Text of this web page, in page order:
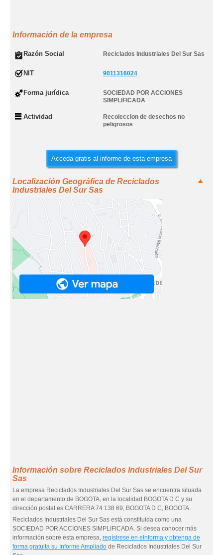
Información de la empresa
Razón Social Reciclados Industriales Del Sur Sas
NIT 9011316024
Forma jurídica
SOCIEDAD POR ACCIONES
SIMPLIFICADA
Actividad
Recoleccion de desechos no
peligrosos
Acceda gratis al informe de esta empresa
Localización Geográfica de Reciclados
Industriales Del Sur Sas
Información sobre Reciclados Industriales Del Sur
Sas
La empresa Reciclados Industriales Del Sur Sas se encuentra situada
en el departamento de BOGOTA, en la localidad BOGOTA D C y su
dirección postal es CARRERA 74 138 69, BOGOTA D C, BOGOTA.
Reciclados Industriales Del Sur Sas está constituida como una
SOCIEDAD POR ACCIONES SIMPLIFICADA. Si desea conocer más
información sobre esta empresa, regístrese en eInforma y obtenga de
forma gratuita su Informe Ampliado de Reciclados Industriales Del Sur